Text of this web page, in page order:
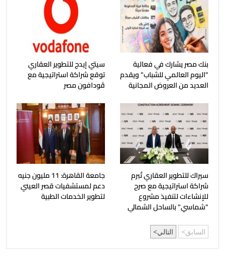
بنك مصر يشارك في فعالية
"اليوم العالمي للشباب" ويقدم
العديد من العروض المجانية
سيتي إيدج للتطوير العقاري
توقع شراكة استراتيجية مع
ڤودافون مصر
سيراك للتطوير العقاري تُبرم
شراكة استراتيجية مع صرح
للإنشاءات لتنفيذ مشروع
"شماسي" بالساحل الشمالي
جامعة القاهرة: 11 مليون جنيه
دعم لمستشفيات قصر العيني
لتطوير الخدمات الطبية
السابق التالي